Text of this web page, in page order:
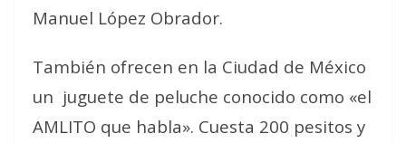
Manuel López Obrador.
También ofrecen en la Ciudad de México
un juguete de peluche conocido como «el
AMLITO que habla». Cuesta 200 pesitos y